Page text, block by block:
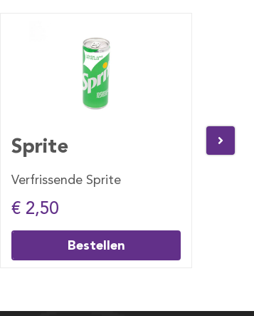
Coca Cola Zero
Verfrissende Coca Cola Zero
€ 2,50
Bestellen